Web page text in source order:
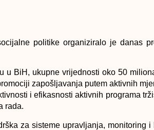
politike organiziralo je danas
u BiH, ukupne vrijednosti oko 50
zapošljavanja putem aktivnih
i efikasnosti aktivnih programa
rada.
za sisteme upravljanja, monitoring